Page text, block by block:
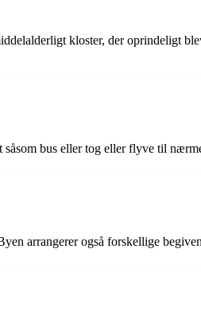
kloster, der oprindeligt
bus eller tog eller flyve til
arrangerer også forskellige